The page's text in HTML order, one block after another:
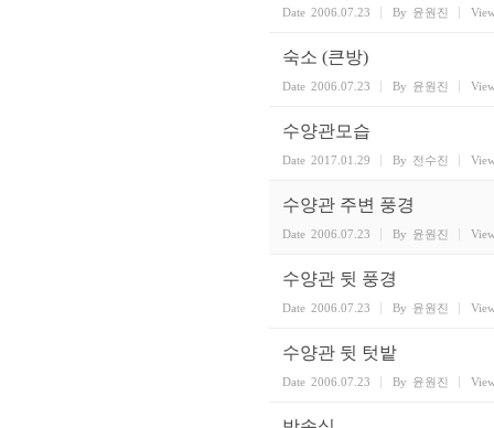
Date 2006.07.23 By 윤원진
숙소 (큰방)
Date 2006.07.23 By 윤원진
수양관모습
Date 2017.01.29 By 전수진
수양관 주변 풍경
Date 2006.07.23 By 윤원진
수양관 뒷 풍경
Date 2006.07.23 By 윤원진
수양관 뒷 텃밭
Date 2006.07.23 By 윤원진